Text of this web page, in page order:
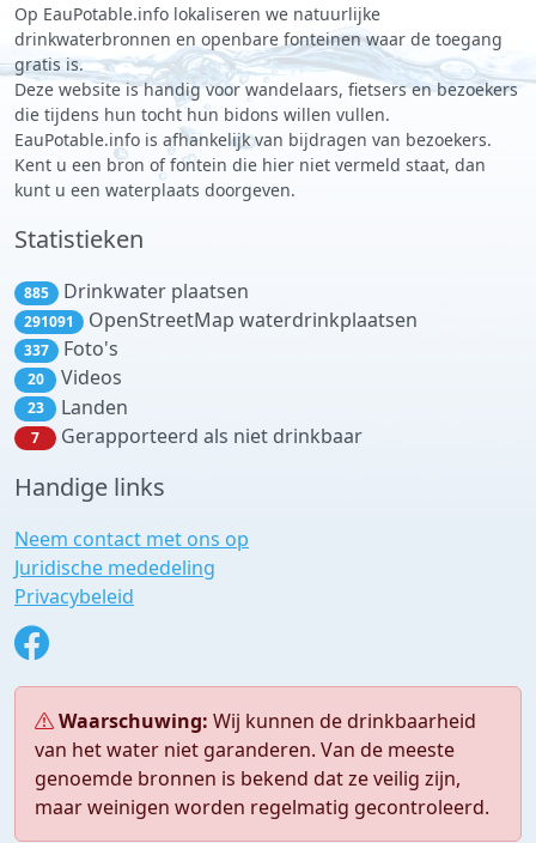
Op EauPotable.info lokaliseren we natuurlijke
drinkwaterbronnen en openbare fonteinen waar de toegang
gratis is.
Deze website is handig voor wandelaars, fietsers en bezoekers
die tijdens hun tocht hun bidons willen vullen.
EauPotable.info is afhankelijk van bijdragen van bezoekers.
Kent u een bron of fontein die hier niet vermeld staat, dan
kunt u een waterplaats doorgeven.
Statistieken
885 Drinkwater plaatsen
291091 OpenStreetMap waterdrinkplaatsen
337 Foto's
20 Videos
23 Landen
7 Gerapporteerd als niet drinkbaar
Handige links
Neem contact met ons op
Juridische mededeling
Privacybeleid
Waarschuwing: Wij kunnen de drinkbaarheid
van het water niet garanderen. Van de meeste
genoemde bronnen is bekend dat ze veilig zijn,
maar weinigen worden regelmatig gecontroleerd.